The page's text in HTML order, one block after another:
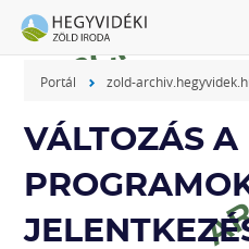
Portál zold-
VÁLTOZÁS A